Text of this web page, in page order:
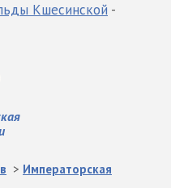
Кшесинской -
> Императорская